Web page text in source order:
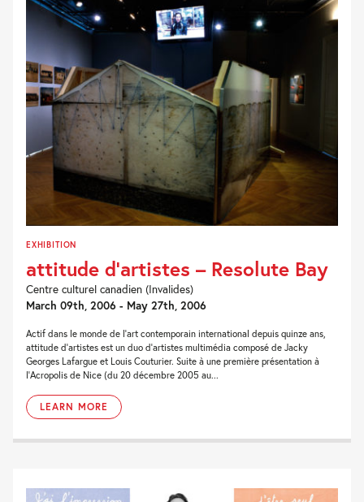
EXHIBITION
attitude d’artistes – Resolute Bay
Centre culturel canadien (Invalides)
March 09th, 2006 - May 27th, 2006
Actif dans le monde de l'art contemporain international depuis quinze ans,
attitude d'artistes est un duo d'artistes multimédia composé de Jacky
Georges Lafargue et Louis Couturier. Suite à une première présentation à
l'Acropolis de Nice (du 20 décembre 2005 au...
LEARN MORE